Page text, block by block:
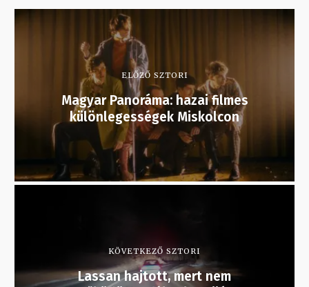
ELŐZŐ SZTORI
Magyar Panoráma: hazai filmes
különlegességek Miskolcon
KÖVETKEZŐ SZTORI
Lassan hajtott, mert nem